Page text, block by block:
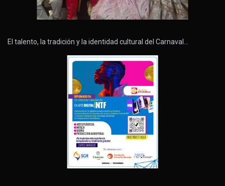
El talento, la tradición y la identidad cultural del Carnaval…